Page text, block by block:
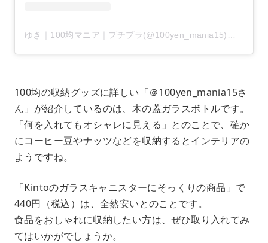
100均の収納グッズに詳しい「＠100yen_mania15さ
ん」が紹介しているのは、木の蓋ガラスボトルです。
「何を入れてもオシャレに見える」とのことで、確か
にコーヒー豆やナッツなどを収納するとインテリアの
ようですね。
「Kintoのガラスキャニスターにそっくりの商品」で
440円（税込）は、全然安いとのことです。
食品をおしゃれに収納したい方は、ぜひ取り入れてみ
てはいかがでしょうか。